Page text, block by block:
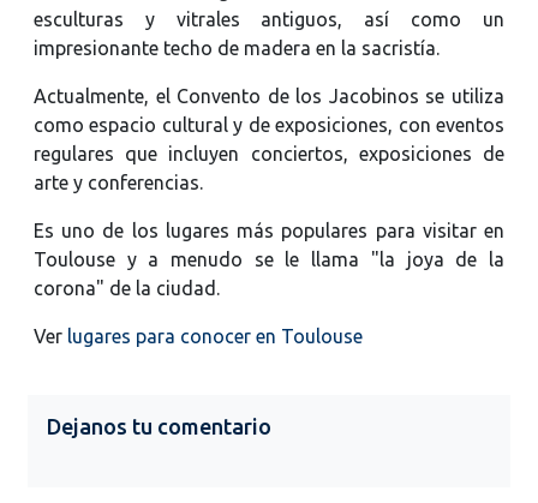
esculturas y vitrales antiguos, así como un
impresionante techo de madera en la sacristía.
Actualmente, el Convento de los Jacobinos se utiliza
como espacio cultural y de exposiciones, con eventos
regulares que incluyen conciertos, exposiciones de
arte y conferencias.
Es uno de los lugares más populares para visitar en
Toulouse y a menudo se le llama "la joya de la
corona" de la ciudad.
Ver lugares para conocer en Toulouse
Dejanos tu comentario